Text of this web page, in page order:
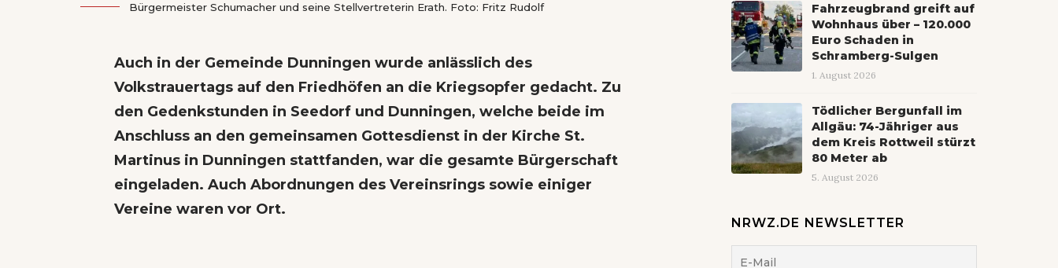
Bürgermeister Schumacher und seine Stellvertreterin Erath. Foto: Fritz Rudolf
Auch in der Gemeinde Dunningen wurde anlässlich des
Volkstrauertags auf den Friedhöfen an die Kriegsopfer gedacht. Zu
den Gedenkstunden in Seedorf und Dunningen, welche beide im
Anschluss an den gemeinsamen Gottesdienst in der Kirche St.
Martinus in Dunningen stattfanden, war die gesamte Bürgerschaft
eingeladen. Auch Abordnungen des Vereinsrings sowie einiger
Vereine waren vor Ort.
Fahrzeugbrand greift auf
Wohnhaus über – 120.000
Euro Schaden in
Schramberg-Sulgen
1. August 2026
Tödlicher Bergunfall im
Allgäu: 74-Jähriger aus
dem Kreis Rottweil stürzt
80 Meter ab
5. August 2026
NRWZ.DE NEWSLETTER